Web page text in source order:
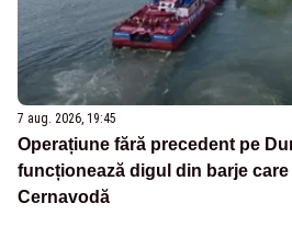
7 aug. 2026, 19:45
Operațiune fără precedent pe
funcționează digul din barje
Cernavodă